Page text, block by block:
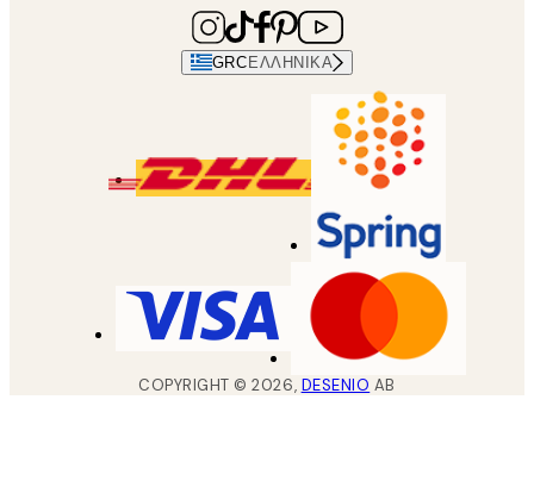
GRC ΕΛΛΗΝΙΚΆ
COPYRIGHT ©2026, DESENIO AB